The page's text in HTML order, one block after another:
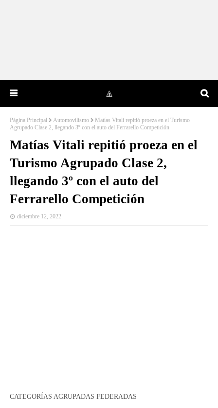
Página Principal Automovilismo
Matías Vitali repitió proeza en el Turismo
Agrupado Clase 2, llegando 3º con el auto del Ferrarello Competición
Matías Vitali repitió proeza en el
Turismo Agrupado Clase 2,
llegando 3º con el auto del
Ferrarello Competición
diciembre 12, 2022
CATEGORÍAS AGRUPADAS FEDERADAS